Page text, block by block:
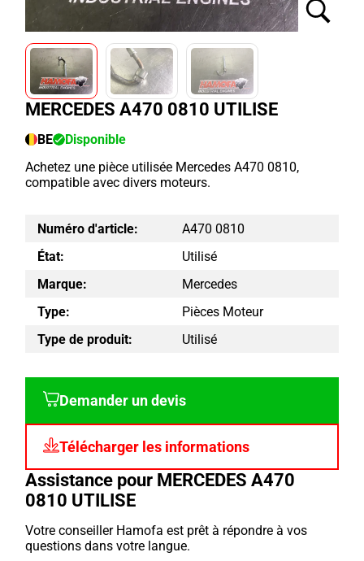
MERCEDES A470 0810 UTILISE
BE
Disponible
Achetez une pièce utilisée Mercedes A470 0810,
compatible avec divers moteurs.
Numéro d'article:
A470 0810
État:
Utilisé
Marque:
Mercedes
Type:
Pièces Moteur
Type de produit:
Utilisé
Demander un devis
Télécharger les informations
Assistance pour MERCEDES A470
0810 UTILISE
Votre conseiller Hamofa est prêt à répondre à vos
questions dans votre langue.